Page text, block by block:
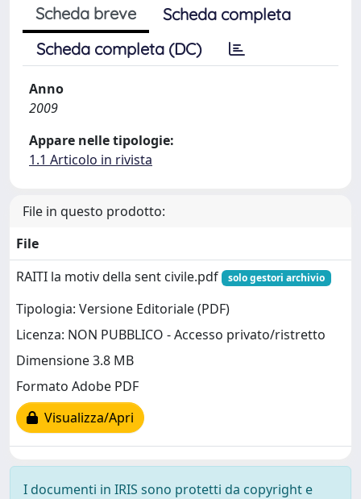
Scheda breve
Scheda completa
Scheda completa (DC)
Anno
2009
Appare nelle tipologie:
1.1 Articolo in rivista
File in questo prodotto:
File
RAITI la motiv della sent civile.pdf
solo gestori archivio
Tipologia: Versione Editoriale (PDF)
Licenza: NON PUBBLICO - Accesso privato/ristretto
Dimensione 3.8 MB
Formato Adobe PDF
Visualizza/Apri
I documenti in IRIS sono protetti da copyright e